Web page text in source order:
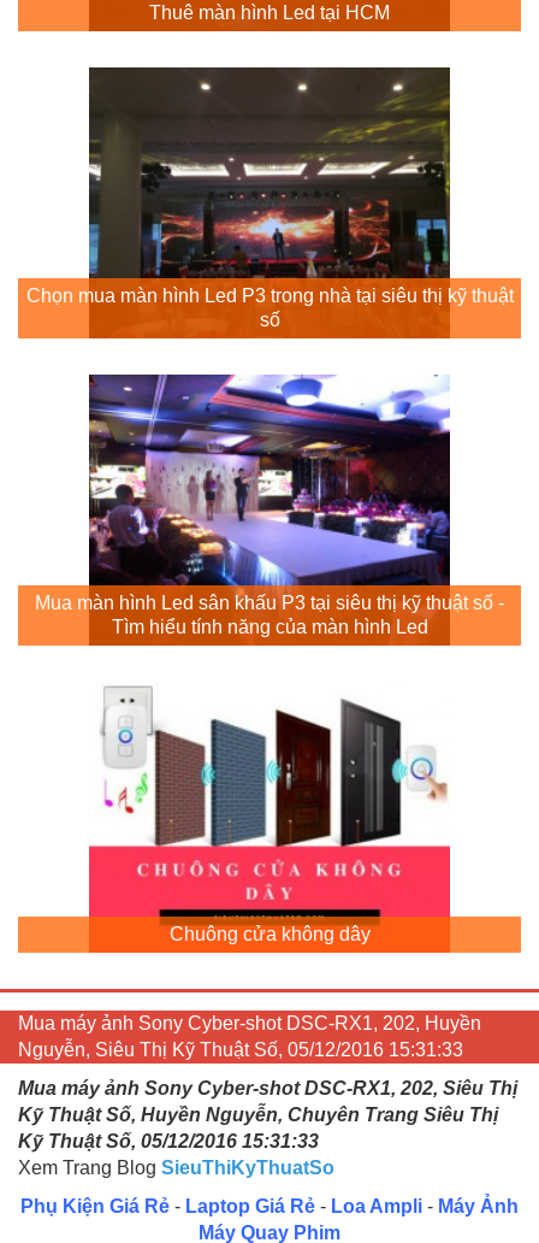
Thuê màn hình Led tại HCM
Chọn mua màn hình Led P3 trong nhà tại siêu thị kỹ thuật
số
Mua màn hình Led sân khấu P3 tại siêu thị kỹ thuật số -
Tìm hiểu tính năng của màn hình Led
Chuông cửa không dây
Mua máy ảnh Sony Cyber-shot DSC-RX1, 202, Huyền
Nguyễn, Siêu Thị Kỹ Thuật Số, 05/12/2016 15:31:33
Mua máy ảnh Sony Cyber-shot DSC-RX1, 202, Siêu Thị
Kỹ Thuật Số, Huyền Nguyễn, Chuyên Trang Siêu Thị
Kỹ Thuật Số, 05/12/2016 15:31:33
Xem Trang Blog SieuThiKyThuatSo
Phụ Kiện Giá Rẻ - Laptop Giá Rẻ - Loa Ampli - Máy Ảnh
Máy Quay Phim